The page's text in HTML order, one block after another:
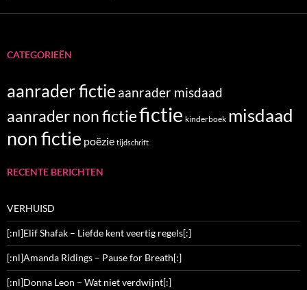
CATEGORIEËN
aanrader fictie aanrader misdaad
aanrader non fictiefictie kinderboek misdaad
non fictie poëzie tijdschrift
RECENTE BERICHTEN
VERHUISD
[:nl]Elif Shafak – Liefde kent veertig regels[:]
[:nl]Amanda Ridings – Pause for Breath[:]
[:nl]Donna Leon – Wat niet verdwijnt[:]